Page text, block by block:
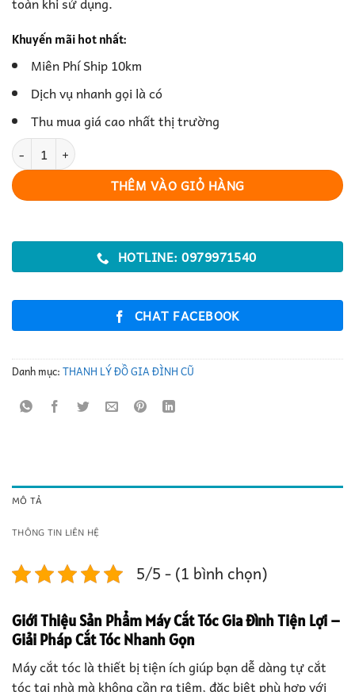
Khuyến mãi hot nhất:
Miên Phí Ship 10km
Dịch vụ nhanh gọi là có
Thu mua giá cao nhất thị trường
Máy Cắt Tóc Gia Đình Tiện Lợi – Giải Pháp Cắt Tóc Nhanh Gọn
THÊM VÀO GIỎ HÀNG
HOTLINE: 0979971540
CHAT FACEBOOK
Danh mục:THANH LÝ ĐỒ GIA ĐÌNH CŨ
MÔ TẢ
THÔNG TIN LIÊN HỆ
5/5 - (1 bình chọn)
Giới Thiệu Sản Phẩm Máy Cắt Tóc Gia Đình Tiện Lợi –
Giải Pháp Cắt Tóc Nhanh Gọn
Máy cắt tóc là thiết bị tiện ích giúp bạn dễ dàng tự cắt
tóc tại nhà mà không cần ra tiệm, đặc biệt phù hợp với